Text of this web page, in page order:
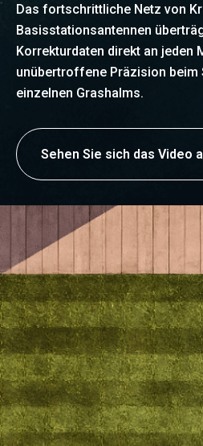
Das fortschrittliche Netz von
Basisstationsantennen
Korrekturdaten direkt an jeden
unübertroffene Präzision beim
einzelnen Grashalms.
Sehen Sie sich das Video